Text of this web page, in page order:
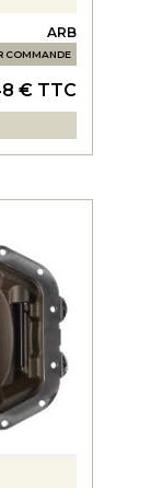
ARB
COMMANDE
€ TTC